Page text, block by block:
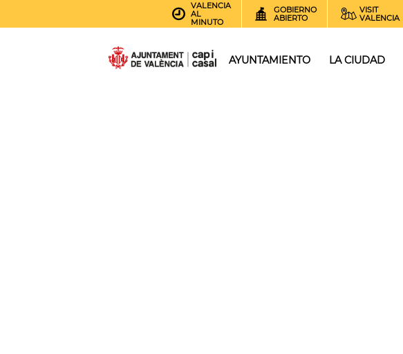
VALENCIA
AL
MINUTO
GOBIERNO
ABIERTO
VISIT
VALENCIA
AYUNTAMIENTO LA CIUDAD